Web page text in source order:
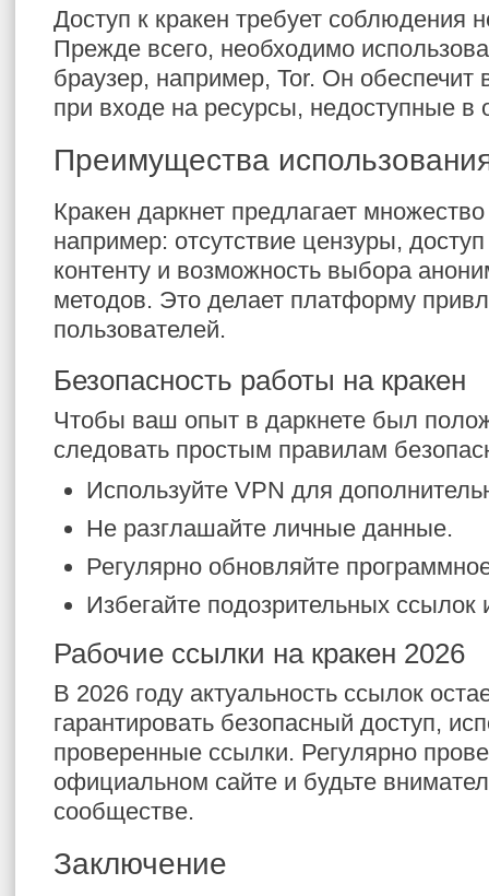
Доступ к кракен требует соблюдения
Прежде всего, необходимо
браузер, например, Tor. Он обеспечит
при входе на ресурсы, недоступные в
Преимущества
Кракен даркнет предлагает
например: отсутствие цензуры,
контенту и возможность выбора
методов. Это делает платформу
пользователей.
Безопасность работы на кракен
Чтобы ваш опыт в даркнете был
следовать простым правилам
Используйте VPN для
Не разглашайте личные данные.
Регулярно обновляйте
Избегайте подозрительных
Рабочие ссылки на кракен 2026
В 2026 году актуальность ссылок
гарантировать безопасный доступ,
проверенные ссылки. Регулярно
официальном сайте и будьте
сообществе.
Заключение